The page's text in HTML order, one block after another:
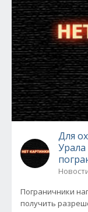
Для
Пограничники
получить